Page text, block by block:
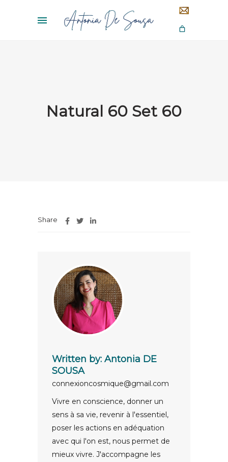
Natural 60 Set 60
Share
Written by: Antonia DE
SOUSA
connexioncosmique@gmail.com
Vivre en conscience, donner un
sens à sa vie, revenir à l'essentiel,
poser les actions en adéquation
avec qui l'on est, nous permet de
mieux vivre. J'accompagne les